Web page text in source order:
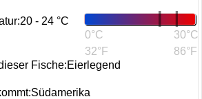
0°C
32°F
30°C
86°F
- 24 °C
Fische:Eierlegend